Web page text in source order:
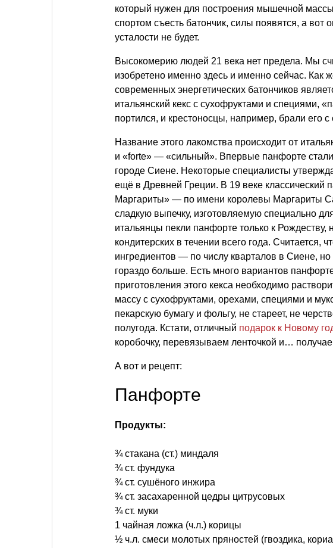
который нужен для построения мышечной
спортом съесть батончик, силы появятся, а вот
усталости не будет.
Высокомерию людей 21 века нет предела. Мы
изобретено именно здесь и именно сейчас.
современных энергетических батончиков
итальянский кекс с сухофруктами и специями,
портился, и крестоносцы, например, брали его
Название этого лакомства происходит от
и «forte» — «сильный». Впервые панфорте
городе Сиене. Некоторые специалисты
ещё в Древней Греции. В 19 веке классический
Маргариты» — по имени королевы Маргариты
сладкую выпечку, изготовляемую специально
итальянцы пекли панфорте только к Рождеству,
кондитерских в течении всего года. Считается,
ингредиентов — по числу кварталов в Сиене, но
гораздо больше. Есть много вариантов
приготовления этого кекса необходимо
массу с сухофруктами, орехами, специями и
пекарскую бумагу и фольгу, не стареет, не
полугода. Кстати, отличный подарок к Новому
коробочку, перевязываем ленточкой и…
А вот и рецепт:
Панфорте
Продукты:
¾ стакана (ст.) миндаля
¾ ст. фундука
¾ ст. сушёного инжира
¾ ст. засахаренной цедры цитрусовых
¾ ст. муки
1 чайная ложка (ч.л.) корицы
½ ч.л. смеси молотых пряностей (гвоздика,